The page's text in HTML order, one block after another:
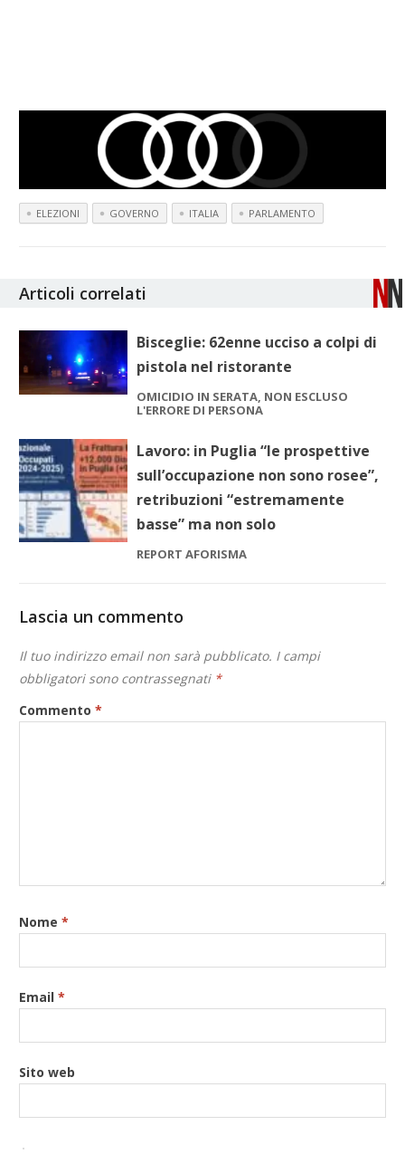
ELEZIONI GOVERNO ITALIA PARLAMENTO
Articoli correlati
Bisceglie: 62enne ucciso a colpi di
pistola nel ristorante
OMICIDIO IN SERATA, NON ESCLUSO
L'ERRORE DI PERSONA
Lavoro: in Puglia “le prospettive
sull’occupazione non sono rosee”,
retribuzioni “estremamente
basse” ma non solo
REPORT AFORISMA
Lascia un commento
Il tuo indirizzo email non sarà pubblicato. I campi
obbligatori sono contrassegnati *
Commento*
Nome*
Email*
Sito web